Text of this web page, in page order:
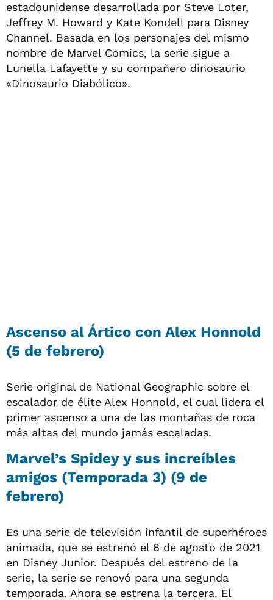
estadounidense desarrollada por Steve Loter,
Jeffrey M. Howard y Kate Kondell para Disney
Channel. Basada en los personajes del mismo
nombre de Marvel Comics, la serie sigue a
Lunella Lafayette y su compañero dinosaurio
«Dinosaurio Diabólico».
Ascenso al Ártico con Alex Honnold
(5 de febrero)
Serie original de National Geographic sobre el
escalador de élite Alex Honnold, el cual lidera el
primer ascenso a una de las montañas de roca
más altas del mundo jamás escaladas.
Marvel’s Spidey y sus increíbles
amigos (Temporada 3) (9 de
febrero)
Es una serie de televisión infantil de superhéroes
animada, que se estrenó el 6 de agosto de 2021
en Disney Junior. Después del estreno de la
serie, la serie se renovó para una segunda
temporada. Ahora se estrena la tercera. El